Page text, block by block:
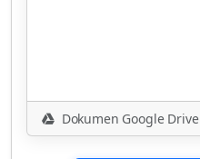
Dokumen Google Drive